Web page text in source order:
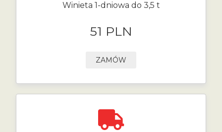
Winieta 1-dniowa do 3,5 t
51 PLN
ZAMÓW